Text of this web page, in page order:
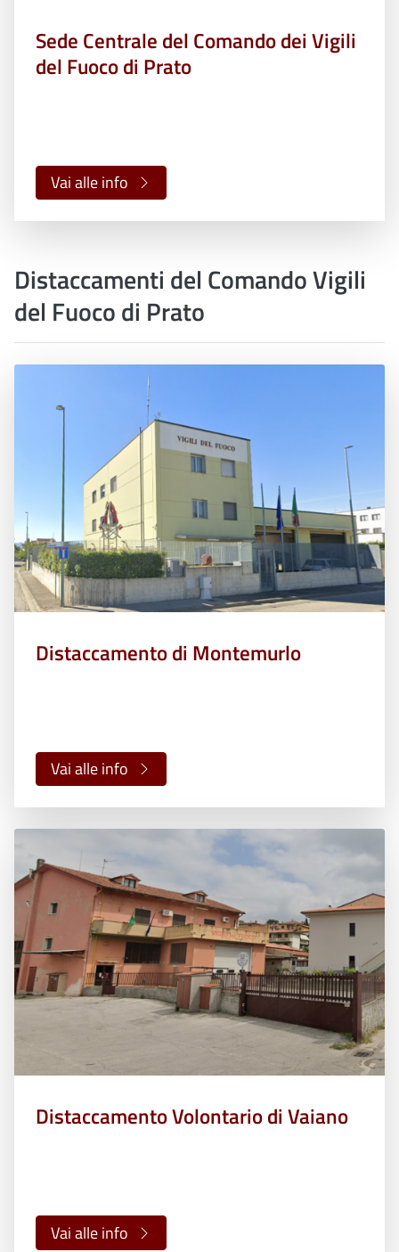
Sede Centrale del Comando dei Vigili
del Fuoco di Prato
Vai alle info
Distaccamenti del Comando Vigili
del Fuoco di Prato
Distaccamento di Montemurlo
Vai alle info
Distaccamento Volontario di Vaiano
Vai alle info